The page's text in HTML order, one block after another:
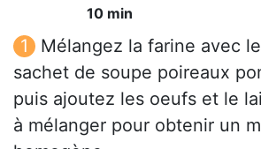
10 min
Mélangez la farine avec
sachet de soupe poireaux
puis ajoutez les oeufs et le
à mélanger pour obtenir un